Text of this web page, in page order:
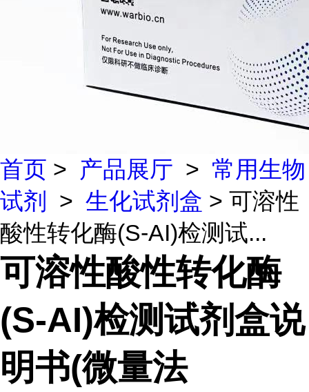
首页 > 产品展厅 > 常用生物
试剂 > 生化试剂盒 > 可溶性
酸性转化酶(S-AI)检测试...
可溶性酸性转化酶
(S-AI)检测试剂盒说
明书(微量法